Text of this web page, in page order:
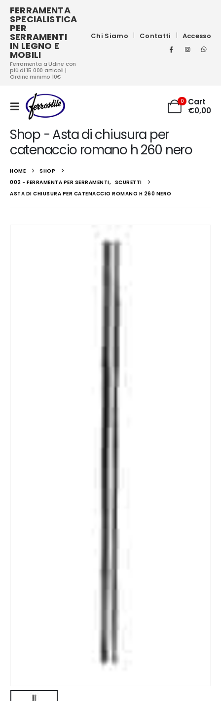
FERRAMENTA
SPECIALISTICA
PER
SERRAMENTI
IN LEGNO E
MOBILI
Ferramenta a Udine con
più di 15.000 articoli |
Ordine minimo 10€
Chi Siamo Contatti Accesso
0
Cart
€0,00
Shop - Asta di chiusura per
catenaccio romano h 260 nero
HOME
SHOP
002 - FERRAMENTA PER SERRAMENTI, SCURETTI
ASTA DI CHIUSURA PER CATENACCIO ROMANO H 260 NERO